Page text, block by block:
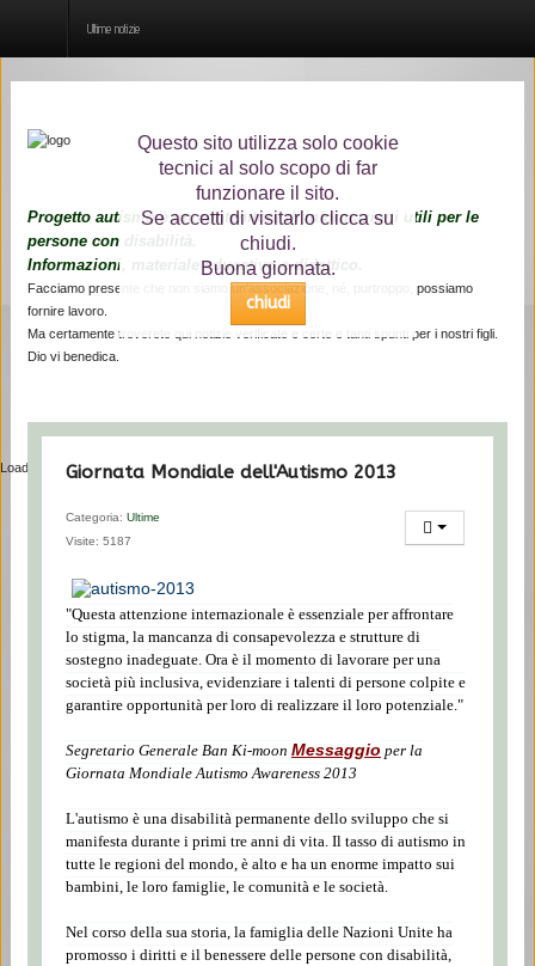
Questo sito utilizza solo cookie
tecnici al solo scopo di far
funzionare il sito.
Se accetti di visitarlo clicca su
chiudi.
Buona giornata.
chiudi
Loading...
Cos'è l'autismo
Ultime notizie
Interviste
Ultime notizie
Progetto autismo è un contenitore di informazioni utili per le
persone con disabilità.
Informazioni, materiale educativo e didattico.
Facciamo presente che non siamo un'associazione, né, purtroppo, possiamo
fornire lavoro.
Ma certamente troverete qui notizie verificate e certe e tanti spunti per i nostri figli.
Dio vi benedica.
Giornata Mondiale dell'Autismo 2013
Categoria: Ultime
Visite: 5187
"Questa attenzione internazionale è essenziale per affrontare
lo stigma, la mancanza di consapevolezza e strutture di
sostegno inadeguate. Ora è il momento di lavorare per una
società più inclusiva, evidenziare i talenti di persone colpite e
garantire opportunità per loro di realizzare il loro potenziale."
Segretario Generale Ban Ki-moon Messaggio per la
Giornata Mondiale Autismo Awareness 2013
L'autismo è una disabilità permanente dello sviluppo che si
manifesta durante i primi tre anni di vita. Il tasso di autismo in
tutte le regioni del mondo, è alto e ha un enorme impatto sui
bambini, le loro famiglie, le comunità e le società.
Nel corso della sua storia, la famiglia delle Nazioni Unite ha
promosso i diritti e il benessere delle persone con disabilità,